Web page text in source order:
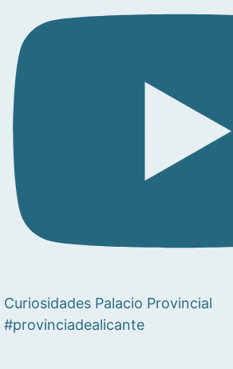
Curiosidades Palacio Provincial
#provinciadealicante